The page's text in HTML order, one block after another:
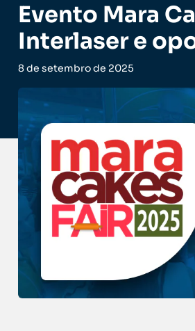
Evento Mara
Interlaser e
8 de setembro de 2025